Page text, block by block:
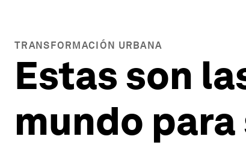
TRANSFORMACIÓN URBANA
Estas son
mundo